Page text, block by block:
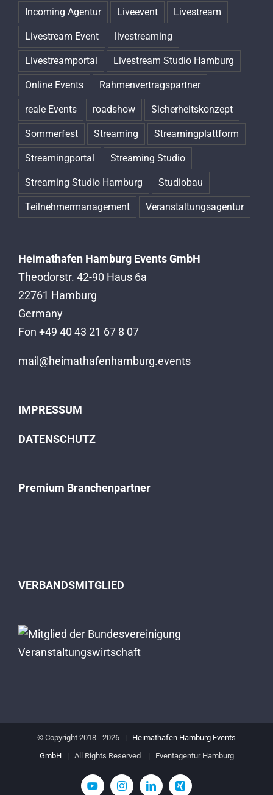
Incoming Agentur Liveevent Livestream
Livestream Event livestreaming
Livestreamportal Livestream Studio Hamburg
Online Events Rahmenvertragspartner
reale Events roadshow Sicherheitskonzept
Sommerfest Streaming Streamingplattform
Streamingportal Streaming Studio
Streaming Studio Hamburg Studiobau
Teilnehmermanagement Veranstaltungsagentur
Heimathafen Hamburg Events GmbH
Theodorstr. 42-90 Haus 6a
22761 Hamburg
Germany
Fon +49 40 43 21 67 8 07
mail@heimathafenhamburg.events
IMPRESSUM
DATENSCHUTZ
Premium Branchenpartner
VERBANDSMITGLIED
© Copyright 2018 - 2026 | Heimathafen Hamburg Events
GmbH| All Rights Reserved | Eventagentur Hamburg
YouTubeInstagramLinkedInXing